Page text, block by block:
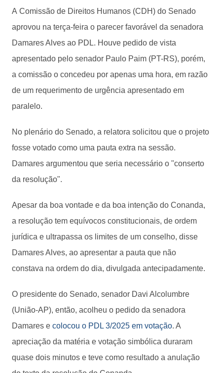
A Comissão de Direitos Humanos (CDH) do Senado
aprovou na terça-feira o parecer favorável da senadora
Damares Alves ao PDL. Houve pedido de vista
apresentado pelo senador Paulo Paim (PT-RS), porém,
a comissão o concedeu por apenas uma hora, em razão
de um requerimento de urgência apresentado em
paralelo.
No plenário do Senado, a relatora solicitou que o projeto
fosse votado como uma pauta extra na sessão.
Damares argumentou que seria necessário o "conserto
da resolução".
Apesar da boa vontade e da boa intenção do Conanda,
a resolução tem equívocos constitucionais, de ordem
jurídica e ultrapassa os limites de um conselho, disse
Damares Alves, ao apresentar a pauta que não
constava na ordem do dia, divulgada antecipadamente.
O presidente do Senado, senador Davi Alcolumbre
(União-AP), então, acolheu o pedido da senadora
Damares e colocou o PDL 3/2025 em votação. A
apreciação da matéria e votação simbólica duraram
quase dois minutos e teve como resultado a anulação